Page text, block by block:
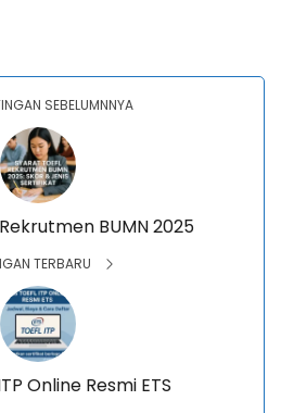
SEBELUMNNYA
BUMN 2025
TERBARU
Online Resmi ETS